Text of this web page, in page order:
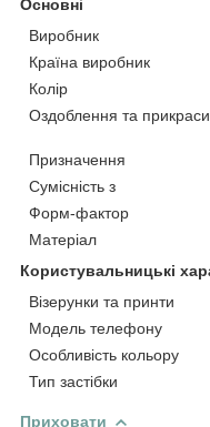
Основні
Виробник
Країна виробник
Колір
Оздоблення та прикраси
Призначення
Сумісність з
Форм-фактор
Матеріал
Користувальницькі
Візерунки та принти
Модель телефону
Особливість кольору
Тип застібки
Приховати